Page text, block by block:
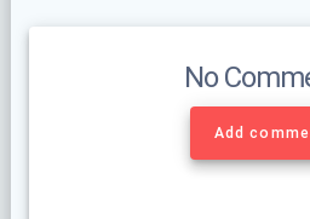
No
Add